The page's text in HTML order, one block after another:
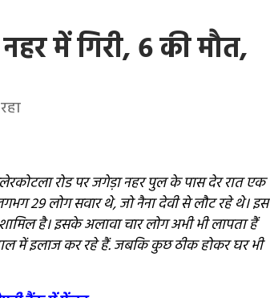
में गिरी, 6 की मौत,
रोड पर जगेड़ा नहर पुल के पास देर रात एक
29 लोग सवार थे, जो नैना देवी से लौट रहे थे। इस
है। इसके अलावा चार लोग अभी भी लापता हैं
में इलाज कर रहे हैं. जबकि कुछ ठीक होकर घर भी